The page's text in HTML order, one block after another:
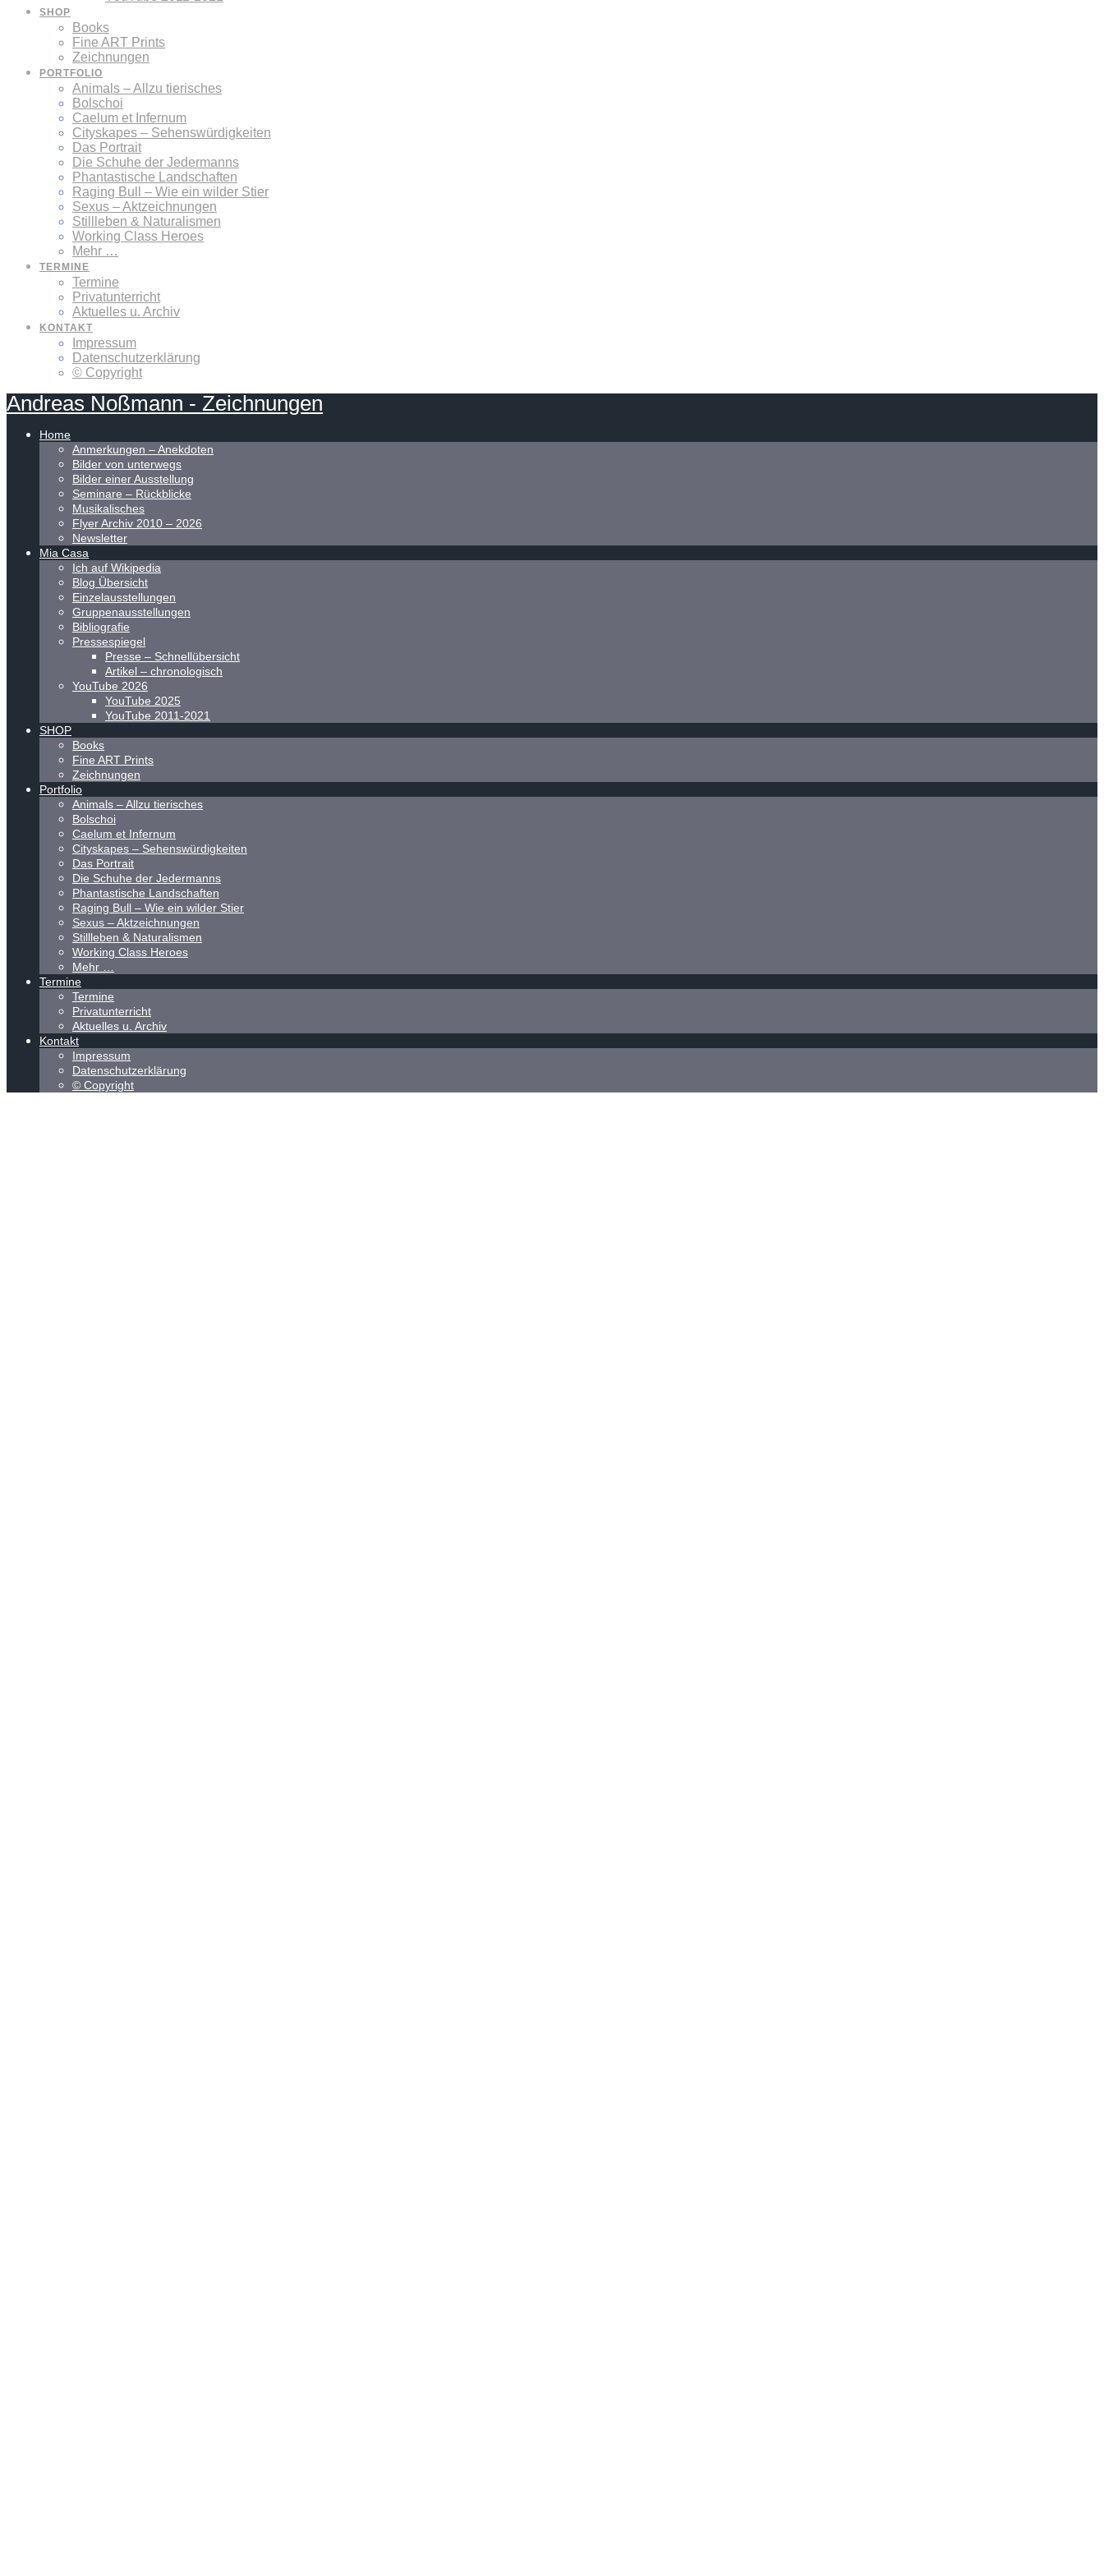
SHOP
Books
Fine ART Prints
Zeichnungen
PORTFOLIO
Animals – Allzu tierisches
Bolschoi
Caelum et Infernum
Cityskapes – Sehenswürdigkeiten
Das Portrait
Die Schuhe der Jedermanns
Phantastische Landschaften
Raging Bull – Wie ein wilder Stier
Sexus – Aktzeichnungen
Stillleben & Naturalismen
Working Class Heroes
Mehr …
TERMINE
Termine
Privatunterricht
Aktuelles u. Archiv
KONTAKT
Impressum
Datenschutzerklärung
© Copyright
Andreas Noßmann - Zeichnungen
Home
Anmerkungen – Anekdoten
Bilder von unterwegs
Bilder einer Ausstellung
Seminare – Rückblicke
Musikalisches
Flyer Archiv 2010 – 2026
Newsletter
Mia Casa
Ich auf Wikipedia
Blog Übersicht
Einzelausstellungen
Gruppenausstellungen
Bibliografie
Pressespiegel
Presse – Schnellübersicht
Artikel – chronologisch
YouTube 2026
YouTube 2025
YouTube 2011-2021
SHOP
Books
Fine ART Prints
Zeichnungen
Portfolio
Animals – Allzu tierisches
Bolschoi
Caelum et Infernum
Cityskapes – Sehenswürdigkeiten
Das Portrait
Die Schuhe der Jedermanns
Phantastische Landschaften
Raging Bull – Wie ein wilder Stier
Sexus – Aktzeichnungen
Stillleben & Naturalismen
Working Class Heroes
Mehr …
Termine
Termine
Privatunterricht
Aktuelles u. Archiv
Kontakt
Impressum
Datenschutzerklärung
© Copyright